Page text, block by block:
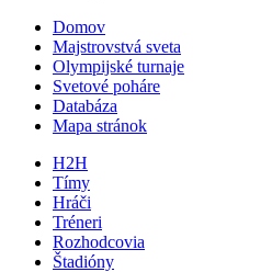
Domov
Majstrovstvá sveta
Olympijské turnaje
Svetové poháre
Databáza
Mapa stránok
H2H
Tímy
Hráči
Tréneri
Rozhodcovia
Štadióny